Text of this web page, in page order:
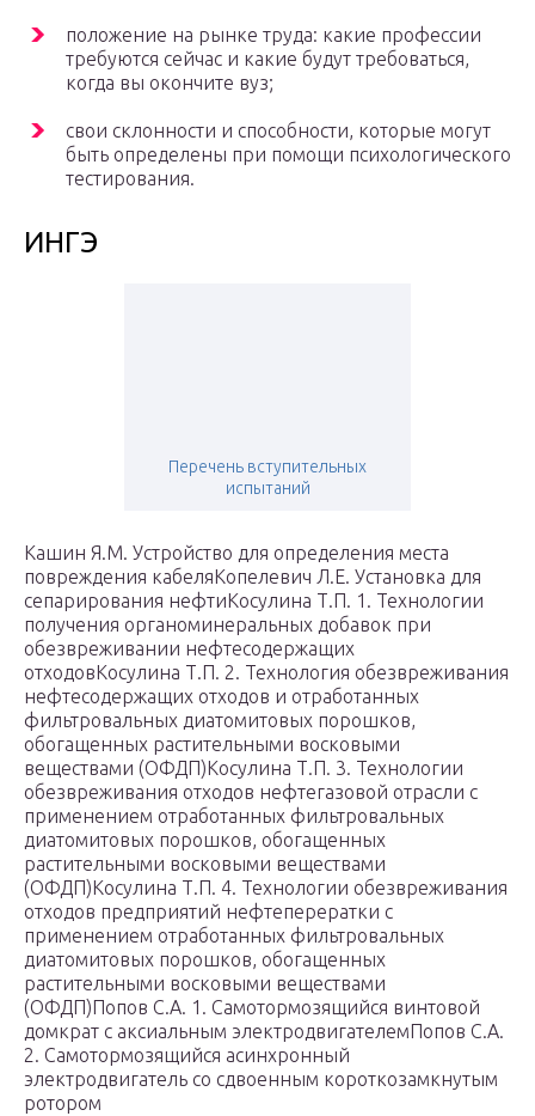
положение на рынке труда: какие профессии
требуются сейчас и какие будут требоваться,
когда вы окончите вуз;
свои склонности и способности, которые могут
быть определены при помощи психологического
тестирования.
ИНГЭ
Перечень вступительных
испытаний
Кашин Я.М. Устройство для определения места
повреждения кабеляКопелевич Л.Е. Установка для
сепарирования нефтиКосулина Т.П. 1. Технологии
получения органоминеральных добавок при
обезвреживании нефтесодержащих
отходовКосулина Т.П. 2. Технология обезвреживания
нефтесодержащих отходов и отработанных
фильтровальных диатомитовых порошков,
обогащенных растительными восковыми
веществами (ОФДП)Косулина Т.П. 3. Технологии
обезвреживания отходов нефтегазовой отрасли с
применением отработанных фильтровальных
диатомитовых порошков, обогащенных
растительными восковыми веществами
(ОФДП)Косулина Т.П. 4. Технологии обезвреживания
отходов предприятий нефтеперератки с
применением отработанных фильтровальных
диатомитовых порошков, обогащенных
растительными восковыми веществами
(ОФДП)Попов С.А. 1. Самотормозящийся винтовой
домкрат с аксиальным электродвигателемПопов С.А.
2. Самотормозящийся асинхронный
электродвигатель со сдвоенным короткозамкнутым
ротором